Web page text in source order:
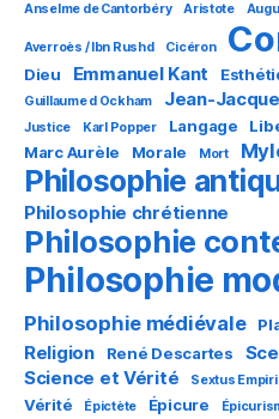
Anselme de Cantorbéry Aristote
Averroès / Ibn Rushd Cicéron
Dieu Emmanuel Kant
Guillaume d Ockham Jean-
Justice
Karl Popper Langage
Marc Aurèle Morale Mort
Philosophie
Philosophie chrétienne
Philosophie
Philosophie
Philosophie médiévale
Religion René Descartes
Science et Vérité Sextus
Vérité
Épictète Épicure